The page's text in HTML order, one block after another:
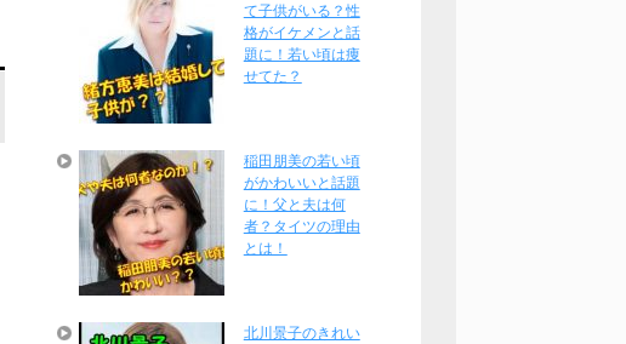
て子供がいる？性
格がイケメンと話
題に！若い頃は痩
せてた？
稲田朋美の若い頃
がかわいいと話題
に！父と夫は何
者？タイツの理由
とは！
北川景子のきれい